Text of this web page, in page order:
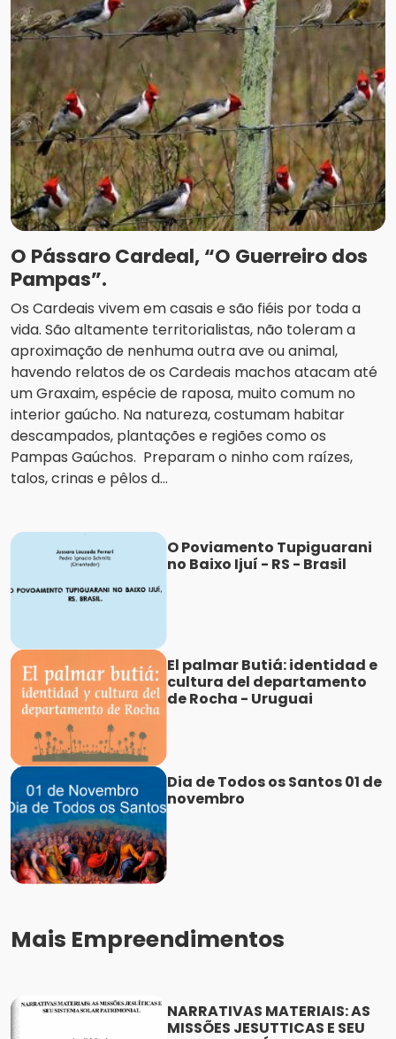
O Pássaro Cardeal, “O Guerreiro dos
Pampas”.
Os Cardeais vivem em casais e são fiéis por toda a
vida. São altamente territorialistas, não toleram a
aproximação de nenhuma outra ave ou animal,
havendo relatos de os Cardeais machos atacam até
um Graxaim, espécie de raposa, muito comum no
interior gaúcho. Na natureza, costumam habitar
descampados, plantações e regiões como os
Pampas Gaúchos. Preparam o ninho com raízes,
talos, crinas e pêlos d...
O Poviamento Tupiguarani
no Baixo Ijuí - RS - Brasil
El palmar Butiá: identidad e
cultura del departamento
de Rocha - Uruguai
Dia de Todos os Santos 01 de
novembro
Mais Empreendimentos
NARRATIVAS MATERIAIS: AS
MISSÕES JESUTTICAS E SEU